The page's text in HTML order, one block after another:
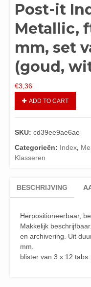
Post-it
Metallic,
mm, set
(goud,
€3,36
ADD TO CART
SKU: cd39ee9ae6ae
Categorieën: Index,
Klasseren
BESCHRIJVING
Herpositioneerbaar,
Makkelijk
en archivering. Uit
mm.
blister van 3 x 12